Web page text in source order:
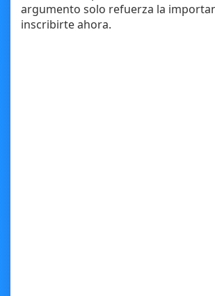
argumento solo refuerza la
inscribirte ahora.